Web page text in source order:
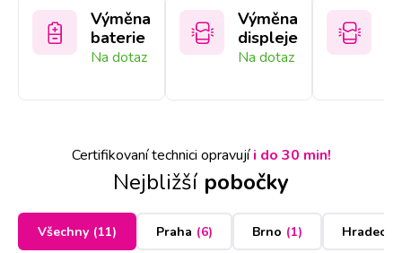
Výměna
baterie
Na dotaz
Výměna
displeje
Na dotaz
Certifikovaní technici opravujíi do 30 min!
Nejbližší pobočky
Všechny (11) Praha (6) Brno (1) Hradec